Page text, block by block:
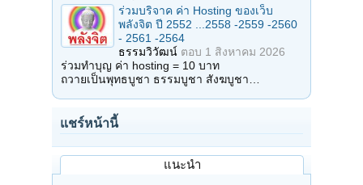
ร่วมบริจาค ค่า Hosting ของเว็บ
พลังจิต ปี 2552 ...2558 -2559 -2560
- 2561 -2564
ธรรมวิวัฒน์ ตอบ 1 สิงหาคม 2026
ร่วมทำบุญ ค่า hosting = 10 บาท
ถวายเป็นพุทธบูชา ธรรมบูชา สังฆบูชา…
แชร์หน้านี้
แนะนำ